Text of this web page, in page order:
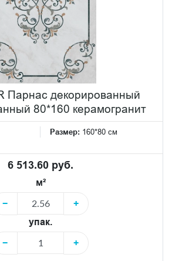
Парнас декорированный
80*160 керамогранит
Размер: 160*80 см
6 513.60 руб.
м²
−
+
упак.
−
+